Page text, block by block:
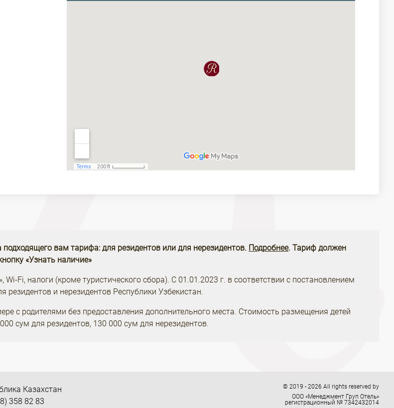
вам тарифа: для резидентов или для нерезидентов. Подробнее. Тариф должен
«Узнать наличие»
Wi-Fi, налоги (кроме туристического сбора). С 01.01.2023 г. в соответствии с постановлением
резидентов и нерезидентов Республики Узбекистан.
с родителями без предоставления дополнительного места. Стоимость размещения детей
сум для резидентов, 130 000 сум для нерезидентов.
Казахстан
358 82 83
© 2019 - 2026 All rights reserved by
ООО «Менеджмент Груп Отель»
регистрационный № 7342432014